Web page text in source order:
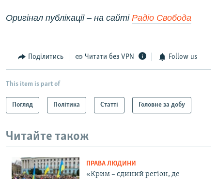
Оригінал публікації – на сайті Радіо Свобода
Поділитись Читати без VPN Follow us
This item is part of
Погляд Політика Статті Головне за добу
Читайте також
ПРАВА ЛЮДИНИ
«Крим – єдиний регіон, де